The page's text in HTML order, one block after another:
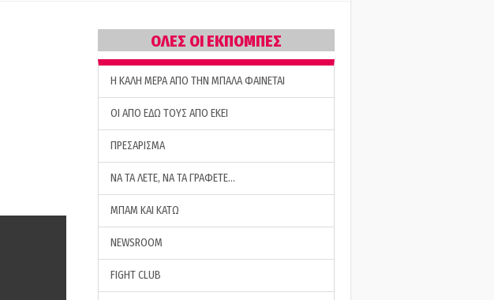
ΟΛΕΣ ΟΙ ΕΚΠΟΜΠΕΣ
H ΚΑΛΗ ΜΕΡΑ ΑΠΟ ΤΗΝ ΜΠΑΛΑ ΦΑΙΝΕΤΑΙ
ΟΙ ΑΠΟ ΕΔΩ ΤΟΥΣ ΑΠΟ ΕΚΕΙ
ΠΡΕΣΑΡΙΣΜΑ
ΝΑ ΤΑ ΛΕΤΕ, ΝΑ ΤΑ ΓΡΑΦΕΤΕ…
ΜΠΑΜ ΚΑΙ ΚΑΤΩ
NEWSROOM
FIGHT CLUB